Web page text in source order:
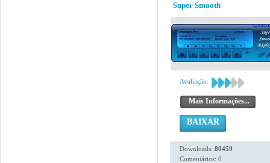
Super Smooth
Avaliação:
Mais Informações...
BAIXAR
Downloads: 80459
Comentários: 0